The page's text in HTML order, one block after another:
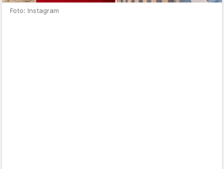
Foto: Instagram